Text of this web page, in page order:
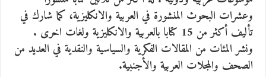
وعشرات البحوث المنشورة في العربية والانكليزية، كما شارك في
تأليف أكثر من 15 كتابا بالعربية والانكليزية ولغات اخرى .
ونشر المئات من المقالات الفكرية والسياسية والنقدية في العديد من
الصحف والمجلات العربية والأجنبية.